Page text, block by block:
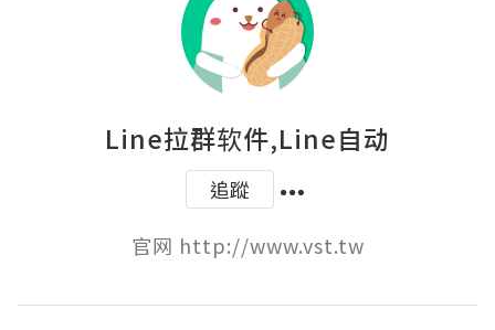
Line拉群软件,Line自动
追蹤
官网 http://www.vst.tw